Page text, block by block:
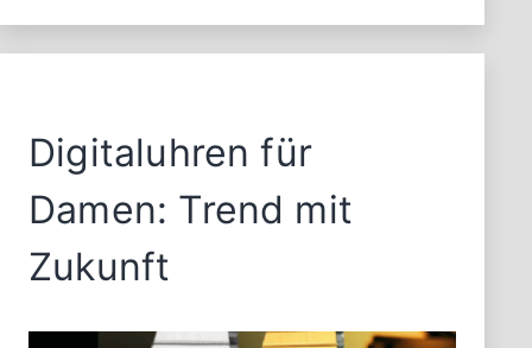
Digitaluhren für
Damen: Trend mit
Zukunft